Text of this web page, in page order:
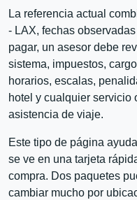
La referencia actual
- LAX, fechas
pagar, un asesor debe
sistema, impuestos,
horarios, escalas,
hotel y cualquier servicio
asistencia de viaje.
Este tipo de página
se ve en una tarjeta
compra. Dos paquetes
cambiar mucho por